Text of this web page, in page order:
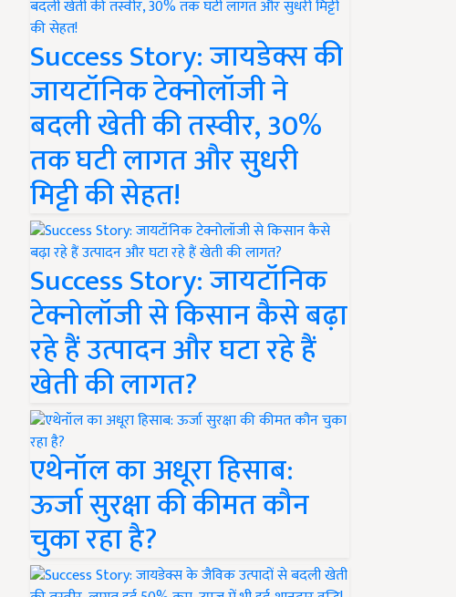
Success Story: जायडेक्स की
जायटॉनिक टेक्नोलॉजी ने
बदली खेती की तस्वीर, 30%
तक घटी लागत और सुधरी
मिट्टी की सेहत!
Success Story: जायटॉनिक
टेक्नोलॉजी से किसान कैसे बढ़ा
रहे हैं उत्पादन और घटा रहे हैं
खेती की लागत?
एथेनॉल का अधूरा हिसाब:
ऊर्जा सुरक्षा की कीमत कौन
चुका रहा है?